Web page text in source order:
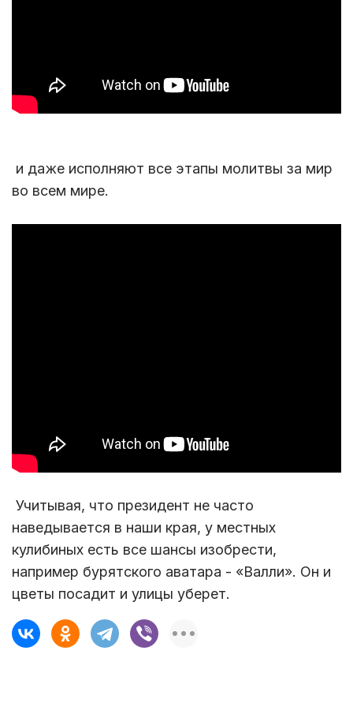
и даже исполняют все этапы молитвы за мир
во всем мире.
Учитывая, что президент не часто
наведывается в наши края, у местных
кулибиных есть все шансы изобрести,
например бурятского аватара - «Валли». Он и
цветы посадит и улицы уберет.